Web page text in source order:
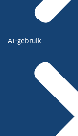
AI-gebruik